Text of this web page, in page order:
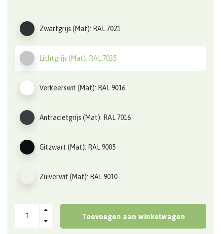
Zwartgrijs (Mat): RAL 7021
Lichtgrijs (Mat): RAL 7035
Verkeerswit (Mat): RAL 9016
Antracietgrijs (Mat): RAL 7016
Gitzwart (Mat): RAL 9005
Zuiverwit (Mat): RAL 9010
Toevoegen aan winkelwagen